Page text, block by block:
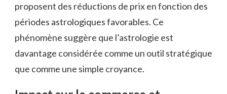
proposent des réductions de prix en fonction des
périodes astrologiques favorables. Ce
phénomène suggère que l’astrologie est
davantage considérée comme un outil stratégique
que comme une simple croyance.